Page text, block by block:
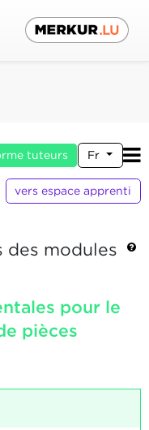
tuteurs Fr
vers espace apprenti
des modules
pour le
pièces